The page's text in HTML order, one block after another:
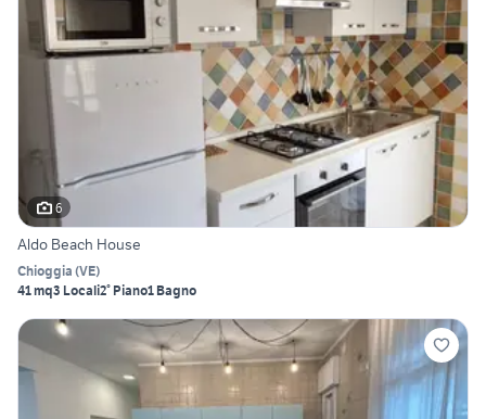
6
Aldo Beach House
Chioggia (VE)
41 mq3 Locali2° Piano1 Bagno